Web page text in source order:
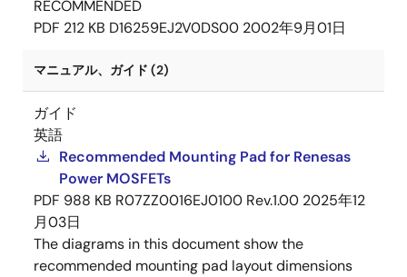
RECOMMENDED
PDF 212 KB D16259EJ2V0DS00 2002年9月01日
マニュアル、ガイド (2)
ガイド
英語
Recommended Mounting Pad for Renesas
Power MOSFETs
PDF 988 KB R07ZZ0016EJ0100 Rev.1.00 2025年12
月03日
The diagrams in this document show the
recommended mounting pad layout dimensions